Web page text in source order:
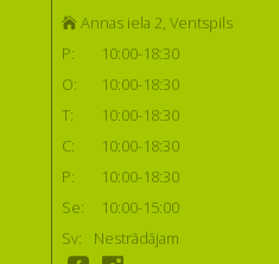
Annas iela 2, Ventspils
P:
10:00-18:30
O:
10:00-18:30
T:
10:00-18:30
C:
10:00-18:30
P:
10:00-18:30
Se:
10:00-15:00
Sv:
Nestrādājam